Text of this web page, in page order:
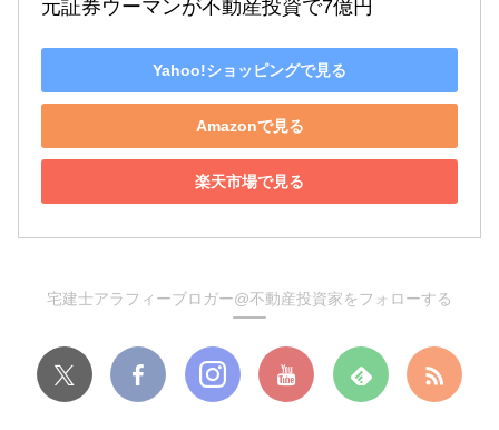
元証券ウーマンが不動産投資で7億円
Yahoo!ショッピングで見る
Amazonで見る
楽天市場で見る
宅建士アラフィーブロガー@不動産投資家をフォローする